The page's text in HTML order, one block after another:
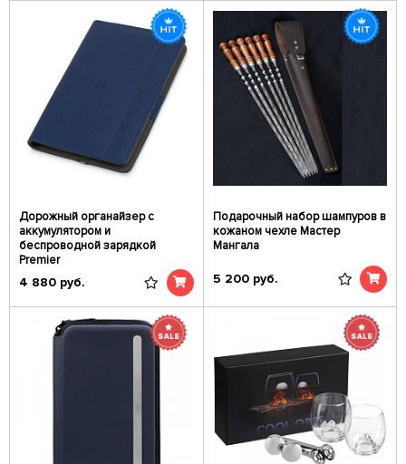
Дорожный органайзер с
аккумулятором и
беспроводной зарядкой
Premier
4 880 руб.
Подарочный набор шампуров в
кожаном чехле Мастер
Мангала
5 200 руб.